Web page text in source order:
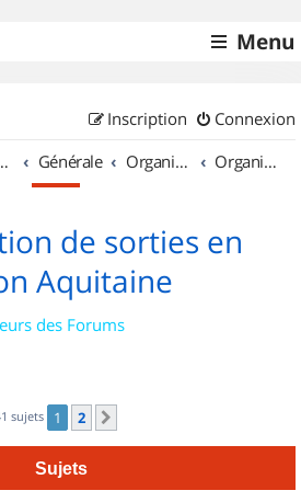
Menu
Connexion
Inscription
Générale Organisation de sorties & Recherche de partenaires Organisation de sorties en région Aquitaine
de sorties en
Aquitaine
des Forums
sujets 1 2
Sujets